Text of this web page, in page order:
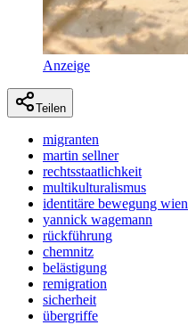
Anzeige
Teilen
migranten
martin sellner
rechtsstaatlichkeit
multikulturalismus
identitäre bewegung wien
yannick wagemann
rückführung
chemnitz
belästigung
remigration
sicherheit
übergriffe